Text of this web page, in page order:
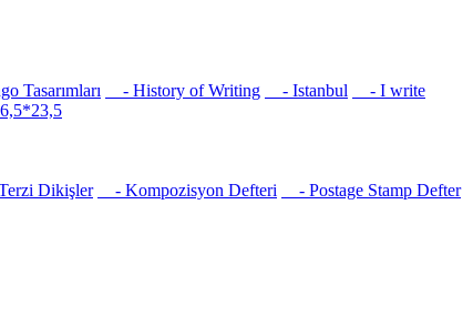
Tasarımları - History of Writing - Istanbul
- I write
Dikişler - Kompozisyon Defteri
- Postage Stamp Defter